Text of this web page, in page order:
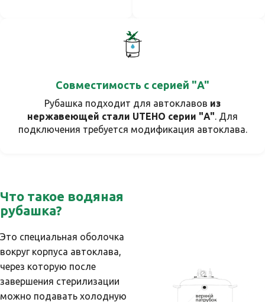
Совместимость с серией "A"
Рубашка подходит для автоклавов из
нержавеющей стали UTEHO серии "A". Для
подключения требуется модификация автоклава.
Что такое водяная
рубашка?
Это специальная оболочка
вокруг корпуса автоклава,
через которую после
завершения стерилизации
можно подавать холодную